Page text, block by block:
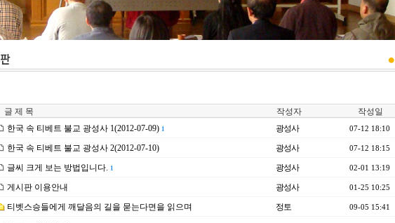
글 제 목 작성자 작성일
한국 속 티베트 불교 광성사 1(2012-07-09) 1 광성사 07-12 18:10
한국 속 티베트 불교 광성사 2(2012-07-10) 광성사 07-12 18:15
글씨 크게 보는 방법입니다. 1 광성사 02-01 13:19
게시판 이용안내 광성사 01-25 10:25
티벳스승들에게 깨달음의 길을 묻는다면을 읽으며 정토 09-05 15:41